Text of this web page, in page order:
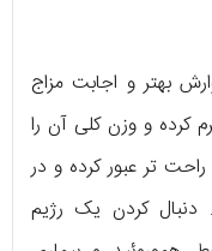
بهتر و اجابت مزاج
کرده و وزن کلی آن را
تر عبور کرده و در
کردن یک رژیم